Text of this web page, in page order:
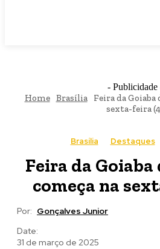
- Publicidade
Home Brasília
Feira da
sexta-feira
Brasília Destaques
Feira da
começa na
Por: Gonçalves Junior
Date:
31 de março de 2025